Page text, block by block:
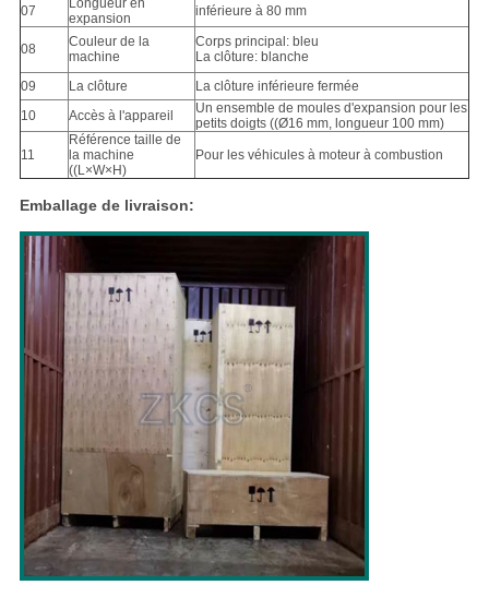
07
Longueur en
expansion
inférieure à 80 mm
08
Couleur de la
machine
Corps principal: bleu
La clôture: blanche
09
La clôture
La clôture inférieure fermée
10
Accès à l'appareil
Un ensemble de moules d'expansion pour les
petits doigts ((Ø16 mm, longueur 100 mm)
11
Référence taille de
la machine
((L×W×H)
Pour les véhicules à moteur à combustion
Emballage de livraison: